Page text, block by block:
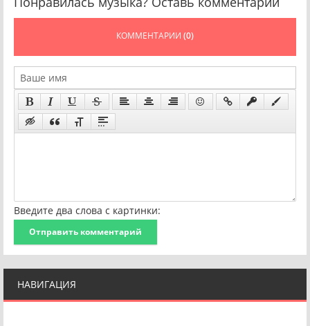
НАВИГАЦИЯ
КОММЕНТАРИИ (0)
Введите два слова с картинки:
Отправить комментарий